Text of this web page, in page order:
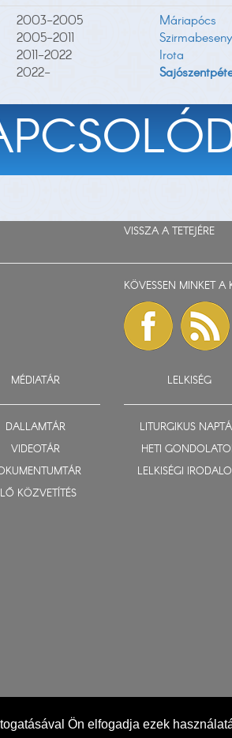
Ön elfogadja ezek
2003-2005 Máriapócs
2005-2011
2011-2022
Irota
2022-
VISSZA A TETEJÉRE
KÖVESSEN MINKET A
MÉDIATÁR
DALLAMTÁR
VIDEOTÁR
KÖZVETÍTÉS
LELKISÉG
LITURGIKUS
HETI
LELKISÉGI
Impresszum